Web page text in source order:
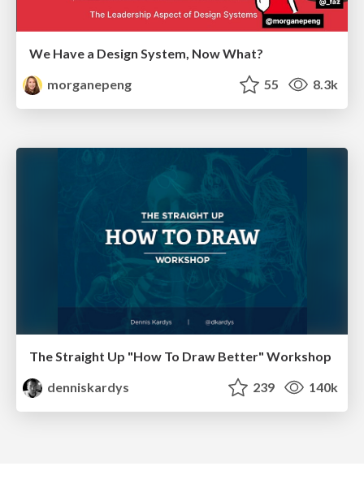
We Have a Design System, Now What?
morganepeng
55 8.3k
The Straight Up "How To Draw Better" Workshop
denniskardys
239 140k